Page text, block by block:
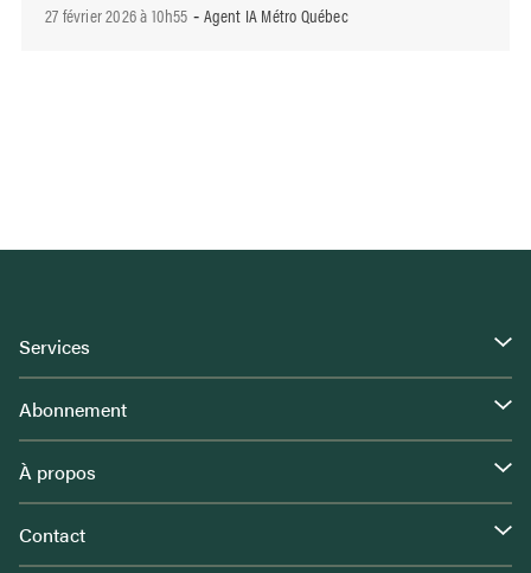
27 février 2026 à 10h55 - Agent IA Métro Québec
Services
Abonnement
À propos
Contact